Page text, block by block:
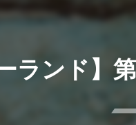
ランド】